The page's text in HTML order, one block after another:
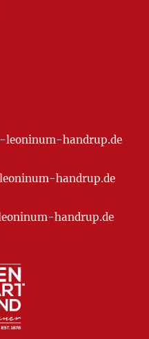
handrup.de
handrup.de
handrup.de